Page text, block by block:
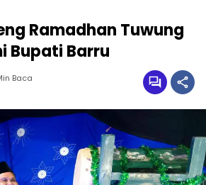
Ramadhan Tuwung
Bupati Barru
Baca